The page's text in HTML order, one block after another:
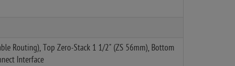
Routing), Top Zero-Stack 1 1/2" (ZS 56mm), Bottom
Interface